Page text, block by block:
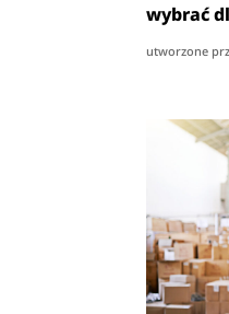
wybrać
utworzone